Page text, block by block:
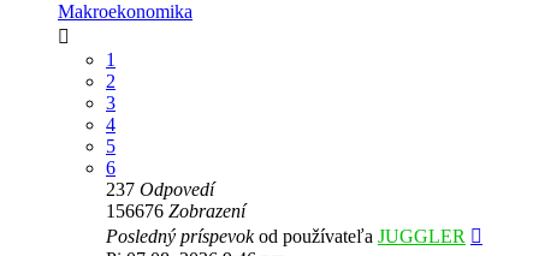
Makroekonomika
1
2
3
4
5
6
237 Odpovedí
156676 Zobrazení
Posledný príspevokod používateľa JUGGLER